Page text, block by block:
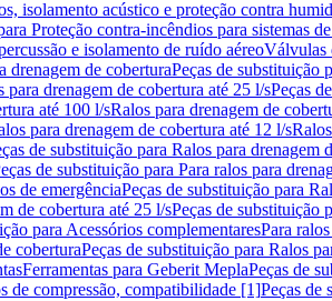
isolamento acústico e proteção contra
Proteção contra-incêndios para sistemas
e isolamento de ruído aéreoVálvulas
drenagem de coberturaPeças de substituição
para drenagem de cobertura até 25 l/sPeças
até 100 l/sRalos para drenagem de
para drenagem de cobertura até 12 l/s
de substituição para Ralos para drenagem
de substituição para Para ralos para
de emergênciaPeças de substituição para
de cobertura até 25 l/sPeças de substituição
para Acessórios complementaresPara
coberturaPeças de substituição para Ralos
Ferramentas para Geberit MeplaPeças de
de compressão, compatibilidade [1]Peças de